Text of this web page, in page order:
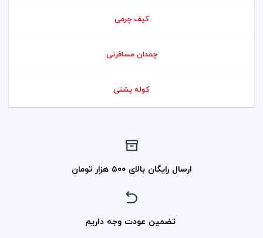
کیف چرمی
چمدان مسافرتی
کوله پشتی
ارسال رایگان بالای ۵۰۰ هزار تومان
تضمین عودت وجه داریم